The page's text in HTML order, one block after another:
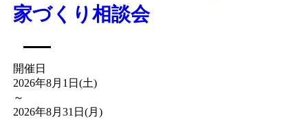
家づくり相談会
開催日
2026年8月1日(土)
～
2026年8月31日(月)